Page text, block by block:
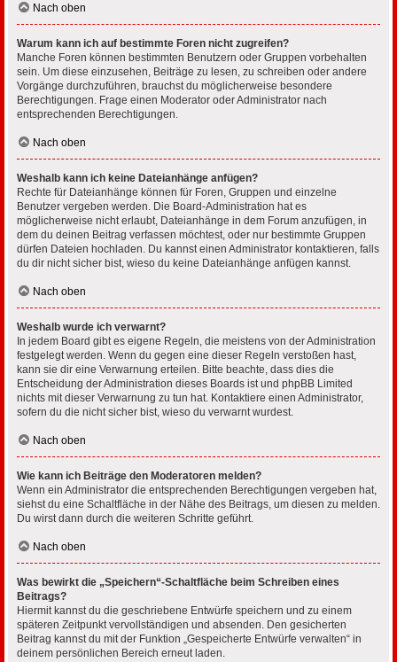
Nach oben
Warum kann ich auf bestimmte Foren nicht zugreifen?
Manche Foren können bestimmten Benutzern oder Gruppen vorbehalten
sein. Um diese einzusehen, Beiträge zu lesen, zu schreiben oder andere
Vorgänge durchzuführen, brauchst du möglicherweise besondere
Berechtigungen. Frage einen Moderator oder Administrator nach
entsprechenden Berechtigungen.
Nach oben
Weshalb kann ich keine Dateianhänge anfügen?
Rechte für Dateianhänge können für Foren, Gruppen und einzelne
Benutzer vergeben werden. Die Board-Administration hat es
möglicherweise nicht erlaubt, Dateianhänge in dem Forum anzufügen, in
dem du deinen Beitrag verfassen möchtest, oder nur bestimmte Gruppen
dürfen Dateien hochladen. Du kannst einen Administrator kontaktieren, falls
du dir nicht sicher bist, wieso du keine Dateianhänge anfügen kannst.
Nach oben
Weshalb wurde ich verwarnt?
In jedem Board gibt es eigene Regeln, die meistens von der Administration
festgelegt werden. Wenn du gegen eine dieser Regeln verstoßen hast,
kann sie dir eine Verwarnung erteilen. Bitte beachte, dass dies die
Entscheidung der Administration dieses Boards ist und phpBB Limited
nichts mit dieser Verwarnung zu tun hat. Kontaktiere einen Administrator,
sofern du die nicht sicher bist, wieso du verwarnt wurdest.
Nach oben
Wie kann ich Beiträge den Moderatoren melden?
Wenn ein Administrator die entsprechenden Berechtigungen vergeben hat,
siehst du eine Schaltfläche in der Nähe des Beitrags, um diesen zu melden.
Du wirst dann durch die weiteren Schritte geführt.
Nach oben
Was bewirkt die „Speichern“-Schaltfläche beim Schreiben eines
Beitrags?
Hiermit kannst du die geschriebene Entwürfe speichern und zu einem
späteren Zeitpunkt vervollständigen und absenden. Den gesicherten
Beitrag kannst du mit der Funktion „Gespeicherte Entwürfe verwalten“ in
deinem persönlichen Bereich erneut laden.